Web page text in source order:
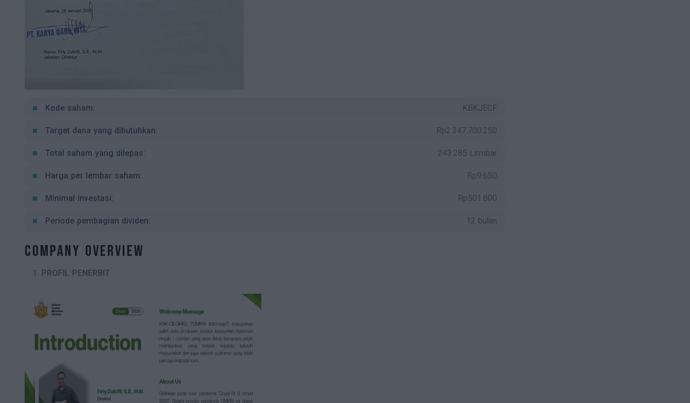
Kode saham: KBKJECF
Target dana yang dibutuhkan: Rp2.347.700.250
Total saham yang dilepas: 243.285 Lembar
Harga per lembar saham: Rp9.650
Minimal investasi: Rp501.800
Periode pembagian dividen: 12 bulan
Company Overview
PROFIL PENERBIT